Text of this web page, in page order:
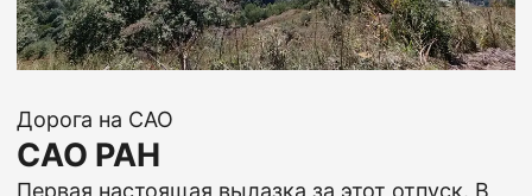
Дорога на САО
САО РАН
Первая настоящая вылазка за этот отпуск. В